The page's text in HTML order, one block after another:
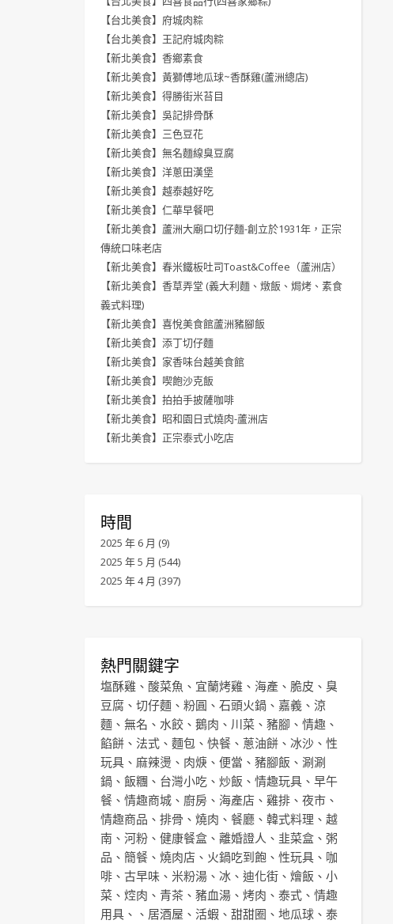
【台北美食】府城肉粽
【台北美食】王記府城肉粽
【新北美食】香鄉素食
【新北美食】黃獅傅地瓜球~香酥雞(蘆洲總店)
【新北美食】得勝街米苔目
【新北美食】吳記排骨酥
【新北美食】三色豆花
【新北美食】無名麵線臭豆腐
【新北美食】洋蔥田漢堡
【新北美食】越泰越好吃
【新北美食】仁華早餐吧
【新北美食】蘆洲大廟口切仔麵-創立於1931年，正宗
傳統口味老店
【新北美食】春米鐵板吐司Toast&Coffee（蘆洲店）
【新北美食】香草弄堂 (義大利麵、燉飯、焗烤、素食
義式料理)
【新北美食】喜悅美食館蘆洲豬腳飯
【新北美食】添丁切仔麵
【新北美食】家香味台越美食館
【新北美食】喫飽沙克飯
【新北美食】拍拍手披薩咖啡
【新北美食】昭和園日式燒肉-蘆洲店
【新北美食】正宗泰式小吃店
時間
2025 年 6 月 (9)
2025 年 5 月 (544)
2025 年 4 月 (397)
熱門關鍵字
塩酥雞 、 酸菜魚 、 宜蘭烤雞 、 海產 、 脆皮 、 臭
豆腐 、 切仔麵 、 粉圓 、 石頭火鍋 、 嘉義 、 涼
麵 、 無名 、 水餃 、 鵝肉 、 川菜 、 豬腳 、 情趣 、
餡餅 、 法式 、 麵包 、 快餐 、 蔥油餅 、 冰沙 、 性
玩具 、 麻辣燙 、 肉焿 、 便當 、 豬腳飯 、 涮涮
鍋 、 飯糰 、 台灣小吃 、 炒飯 、 情趣玩具 、 早午
餐 、 情趣商城 、 廚房 、 海產店 、 雞排 、 夜市 、
情趣商品 、 排骨 、 燒肉 、 餐廳 、 韓式料理 、 越
南 、 河粉 、 健康餐盒 、 離婚證人 、 韭菜盒 、 粥
品 、 簡餐 、 燒肉店 、 火鍋吃到飽 、 性玩具 、 咖
啡 、 古早味 、 米粉湯 、 冰 、 迪化街 、 燴飯 、 小
菜 、 焢肉 、 青茶 、 豬血湯 、 烤肉 、 泰式 、 情趣
用具 、、 居酒屋 、 活蝦 、 甜甜圈 、 地瓜球 、 泰